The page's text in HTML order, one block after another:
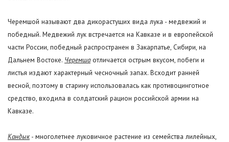
Черемшой называют два дикорастущих вида лука - медвежий и
победный. Медвежий лук встречается на Кавказе и в европейской
части России, победный распространен в Закарпатье, Сибири, на
Дальнем Востоке. Черемшаотличается острым вкусом, побеги и
листья издают характерный чесночный запах. Всходит ранней
весной, поэтому в старину использовалась как противоцинготное
средство, входила в солдатский рацион российской армии на
Кавказе.
Кандык- многолетнее луковичное растение из семейства лилейных,